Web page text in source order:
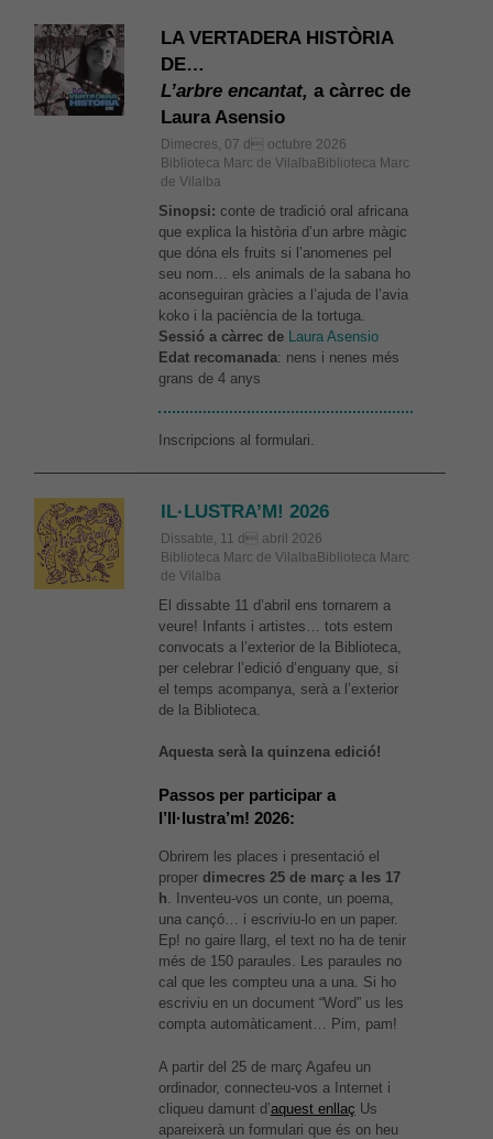
LA VERTADERA HISTÒRIA
DE…
L’arbre encantat, a càrrec de
Laura Asensio
Dimecres, 07 d octubre 2026
Biblioteca Marc de VilalbaBiblioteca Marc
de Vilalba
Sinopsi: conte de tradició oral africana
que explica la història d’un arbre màgic
que dóna els fruits si l’anomenes pel
seu nom… els animals de la sabana ho
aconseguiran gràcies a l’ajuda de l’avia
koko i la paciència de la tortuga.
Sessió a càrrec de Laura Asensio
Edat recomanada: nens i nenes més
grans de 4 anys
Inscripcions al formulari.
IL·LUSTRA’M! 2026
Dissabte, 11 d abril 2026
Biblioteca Marc de VilalbaBiblioteca Marc
de Vilalba
El dissabte 11 d’abril ens tornarem a
veure! Infants i artistes… tots estem
convocats a l’exterior de la Biblioteca,
per celebrar l’edició d’enguany que, si
el temps acompanya, serà a l’exterior
de la Biblioteca.
Aquesta serà la quinzena edició!
Passos per participar a
l’Il·lustra’m! 2026:
Obrirem les places i presentació el
proper dimecres 25 de març a les 17
h. Inventeu-vos un conte, un poema,
una cançó… i escriviu-lo en un paper.
Ep! no gaire llarg, el text no ha de tenir
més de 150 paraules. Les paraules no
cal que les compteu una a una. Si ho
escriviu en un document “Word” us les
compta automàticament… Pim, pam!
A partir del 25 de març Agafeu un
ordinador, connecteu-vos a Internet i
cliqueu damunt d’aquest enllaç Us
apareixerà un formulari que és on heu